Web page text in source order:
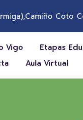
Coto
Vigo Etapas
Aula Virtual